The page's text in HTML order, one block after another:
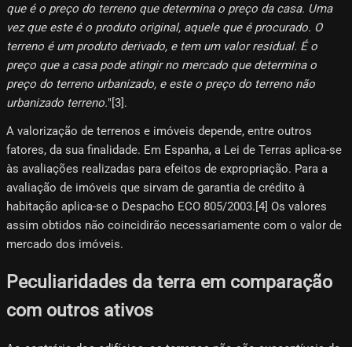
que é o preço do terreno que determina o preço da casa. Uma
vez que este é o produto original, aquele que é procurado. O
terreno é um produto derivado, e tem um valor residual. É o
preço que a casa pode atingir no mercado que determina o
preço do terreno urbanizado, e este o preço do terreno não
urbanizado terreno."[3]​.
A valorização de terrenos e imóveis depende, entre outros
fatores, da sua finalidade. Em Espanha, a Lei de Terras aplica-se
às avaliações realizadas para efeitos de expropriação. Para a
avaliação de imóveis que sirvam de garantia de crédito à
habitação aplica-se o Despacho ECO 805/2003.[4]​ Os valores
assim obtidos não coincidirão necessariamente com o valor de
mercado dos imóveis.
Peculiaridades da terra em comparação
com outros ativos